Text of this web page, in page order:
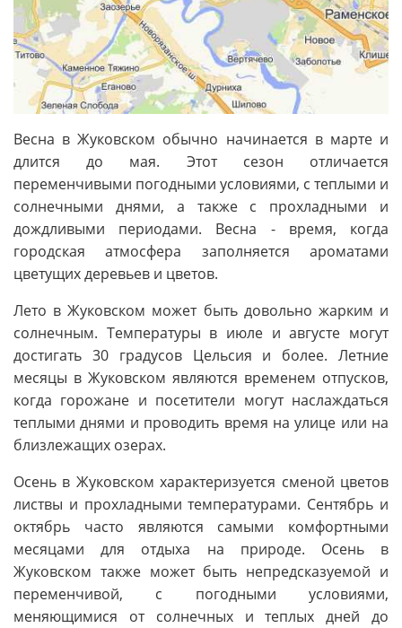
Весна в Жуковском обычно начинается в марте и
длится до мая. Этот сезон отличается
переменчивыми погодными условиями, с теплыми и
солнечными днями, а также с прохладными и
дождливыми периодами. Весна - время, когда
городская атмосфера заполняется ароматами
цветущих деревьев и цветов.
Лето в Жуковском может быть довольно жарким и
солнечным. Температуры в июле и августе могут
достигать 30 градусов Цельсия и более. Летние
месяцы в Жуковском являются временем отпусков,
когда горожане и посетители могут наслаждаться
теплыми днями и проводить время на улице или на
близлежащих озерах.
Осень в Жуковском характеризуется сменой цветов
листвы и прохладными температурами. Сентябрь и
октябрь часто являются самыми комфортными
месяцами для отдыха на природе. Осень в
Жуковском также может быть непредсказуемой и
переменчивой, с погодными условиями,
меняющимися от солнечных и теплых дней до